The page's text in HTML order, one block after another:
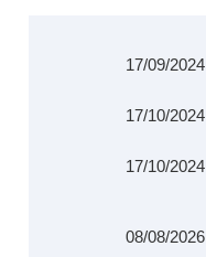
17/09/2024
17/10/2024
17/10/2024
08/08/2026